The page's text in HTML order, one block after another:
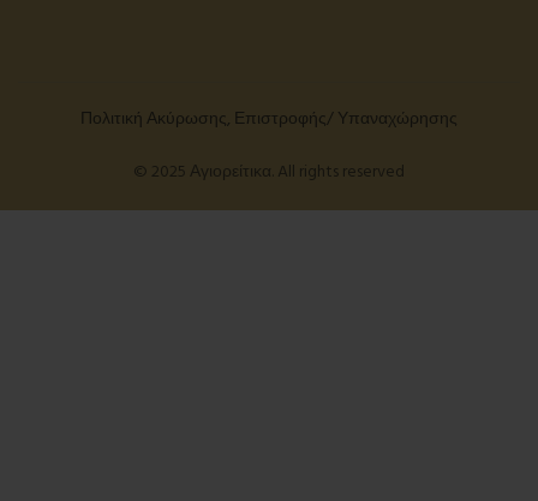
Πολιτική Ακύρωσης, Επιστροφής/ Υπαναχώρησης
© 2025 Αγιορείτικα. All rights reserved